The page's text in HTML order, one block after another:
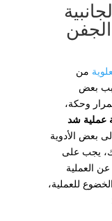
من
بعض
وحكة،
عملية شد
بعض الأدوية
يجب على
عن العملية
للعملية،